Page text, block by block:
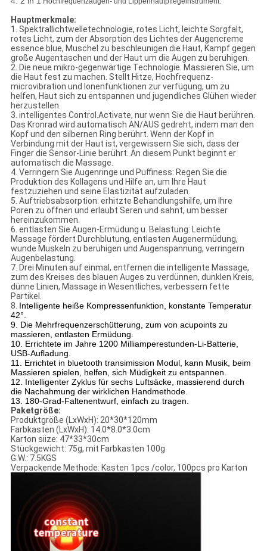
Hauptmerkmale:
1. Spektrallichtwelletechnologie, rotes Licht, leichte Sorgfalt,
rotes Licht, zum der Absorption des Lichtes der Augencreme
essence.blue, Muschel zu beschleunigen die Haut, Kampf gegen
große Augentaschen und der Haut um die Augen zu beruhigen.
2. Die neue mikro-gegenwärtige Technologie. Massieren Sie, um
die Haut fest zu machen. Stellt Hitze, Hochfrequenz-
microvibration und Ionenfunktionen zur verfügung, um zu
helfen, Haut sich zu entspannen und jugendliches Glühen wieder
herzustellen.
3. intelligentes Control.Activate, nur wenn Sie die Haut berühren.
Das Kronrad wird automatisch AN/AUS gedreht, indem man den
Kopf und den silbernen Ring berührt. Wenn der Kopf in
Verbindung mit der Haut ist, vergewissern Sie sich, dass der
Finger die Sensor-Linie berührt. An diesem Punkt beginnt er
automatisch die Massage.
4. Verringern Sie Augenringe und Puffiness: Regen Sie die
Produktion des Kollagens und Hilfe an, um Ihre Haut
festzuziehen und seine Elastizität aufzuladen.
5. Auftriebsabsorption: erhitzte Behandlungshilfe, um Ihre
Poren zu öffnen und erlaubt Seren und sahnt, um besser
hereinzukommen.
6. entlasten Sie Augen-Ermüdung u. Belastung: Leichte
Massage fördert Durchblutung, entlasten Augenermüdung,
wunde Muskeln zu beruhigen und Augenspannung, verringern
Augenbelastung.
7. Drei Minuten auf einmal, entfernen die intelligente Massage,
zum des Kreises des blauen Auges zu verdünnen, dunklen Kreis,
dünne Linien, Massage in Wesentliches, verbessern fette
Partikel.
8. Intelligente heiße Kompressenfunktion, konstante Temperatur
42°.
9. Die Mehrfrequenzerschütterung, zum von acupoints zu
massieren, entlasten Ermüdung.
10. Errichtete im Jahre 1200 Milliamperestunden-Li-Batterie,
USB-Aufladung.
11. Errichtet in bluetooth transimission Modul, kann Musik, beim
Massieren spielen, helfen, sich Müdigkeit zu entspannen.
12. Intelligenter Zyklus für sechs Luftsäcke, massierend durch
die Nachahmung der wirklichen Handmethode.
13. 180-Grad-Faltenentwurf, einfach zu tragen.
Paketgröße:
Produktgröße (LxWxH): 20*30*120mm
Farbkasten (LxWxH): 14.0*8.0*3.0cm
Karton siize: 47*33*30cm
Stückgewicht: 75g, mit Farbkasten 100g
G.W.: 7.5KGS
Verpackende Methode: Kasten 1pcs /color, 100pcs pro Karton